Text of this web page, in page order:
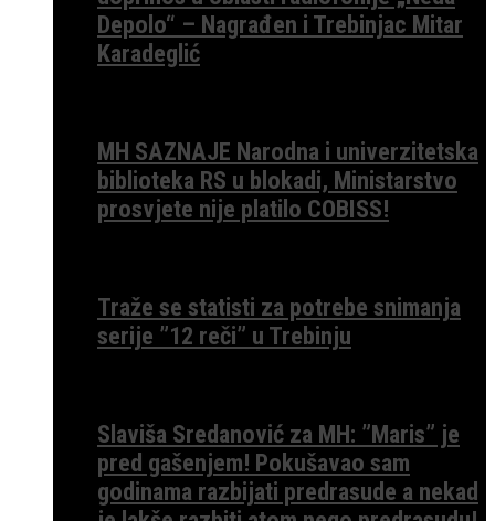
Depolo“ – Nagrađen i Trebinjac Mitar
Karadeglić
MH SAZNAJE Narodna i univerzitetska
biblioteka RS u blokadi, Ministarstvo
prosvjete nije platilo COBISS!
Traže se statisti za potrebe snimanja
serije ”12 reči” u Trebinju
Slaviša Sredanović za MH: ”Maris” je
pred gašenjem! Pokušavao sam
godinama razbijati predrasude a nekad